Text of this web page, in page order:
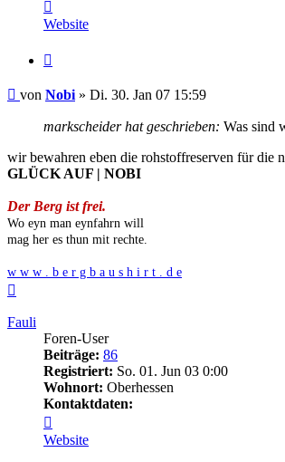
von
Nobi
Website
Beitrag
von Nobi » Di. 30. Jan 07 15:59
markscheider hat geschrieben: Was sind
wir bewahren eben die rohstoffreserven für die
GLÜCK AUF | NOBI
Der Berg ist frei.
Wo eyn man eynfahrn will
mag her es thun mit rechte.
w w w . b e r g b a u s h i r t . d e
Fauli
Foren-User
Beiträge: 86
Registriert: So. 01. Jun 03 0:00
Wohnort: Oberhessen
Kontaktdaten:
von
Fauli
Website